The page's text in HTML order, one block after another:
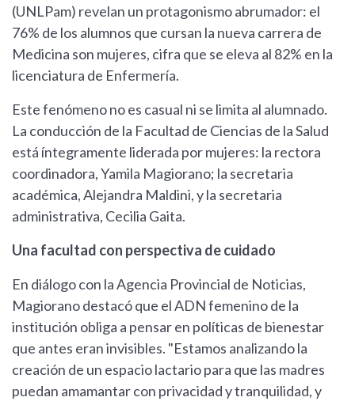
(UNLPam) revelan un protagonismo abrumador: el
76% de los alumnos que cursan la nueva carrera de
Medicina son mujeres, cifra que se eleva al 82% en la
licenciatura de Enfermería.
Este fenómeno no es casual ni se limita al alumnado.
La conducción de la Facultad de Ciencias de la Salud
está íntegramente liderada por mujeres: la rectora
coordinadora, Yamila Magiorano; la secretaria
académica, Alejandra Maldini, y la secretaria
administrativa, Cecilia Gaita.
Una facultad con perspectiva de cuidado
En diálogo con la Agencia Provincial de Noticias,
Magiorano destacó que el ADN femenino de la
institución obliga a pensar en políticas de bienestar
que antes eran invisibles. "Estamos analizando la
creación de un espacio lactario para que las madres
puedan amamantar con privacidad y tranquilidad, y